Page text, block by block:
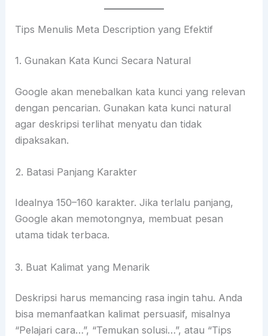
Tips Menulis Meta Description yang Efektif
1. Gunakan Kata Kunci Secara Natural
Google akan menebalkan kata kunci yang relevan
dengan pencarian. Gunakan kata kunci natural
agar deskripsi terlihat menyatu dan tidak
dipaksakan.
2. Batasi Panjang Karakter
Idealnya 150–160 karakter. Jika terlalu panjang,
Google akan memotongnya, membuat pesan
utama tidak terbaca.
3. Buat Kalimat yang Menarik
Deskripsi harus memancing rasa ingin tahu. Anda
bisa memanfaatkan kalimat persuasif, misalnya
“Pelajari cara…”, “Temukan solusi…”, atau “Tips